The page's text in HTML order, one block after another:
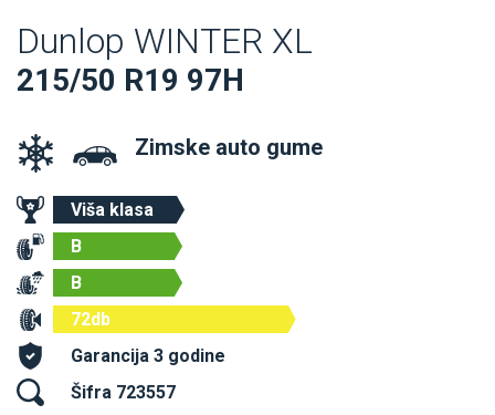
Dunlop WINTER XL
215/50 R19 97H
Zimske auto gume
Viša klasa
B
B
72db
Garancija 3 godine
Šifra 723557